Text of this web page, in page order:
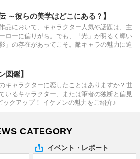
～彼らの美学はどこにある？】
品において、キャラクター人気や話題は、主
ローに偏りがち。でも、「光」が明るく輝い
」の存在があってこそ。敵キャラの魅力に迫
図鑑】
キャラクターに恋したことはありますか？世
いるキャラクター、または筆者の独断と偏見
ックアップ！ イケメンの魅力をご紹介♪
CATEGORY
イベント・レポート